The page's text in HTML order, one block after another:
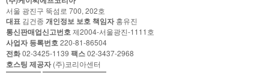
서울 광진구 뚝섬로 700, 202호
대표 김건종 개인정보 보호 책임자홍유진
통신판매업신고번호제2004-서울광진-1111호
사업자 등록번호220-81-86504
전화02-3425-1139 팩스02-3437-2968
호스팅 제공자(주)코리아센터